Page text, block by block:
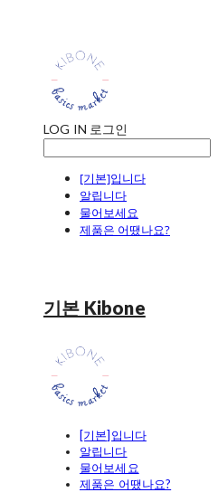
LOG IN 로그인
[기본]입니다
알립니다
물어보세요
제품은 어땠나요?
기본 Kibone
[기본]입니다
알립니다
물어보세요
제품은 어땠나요?